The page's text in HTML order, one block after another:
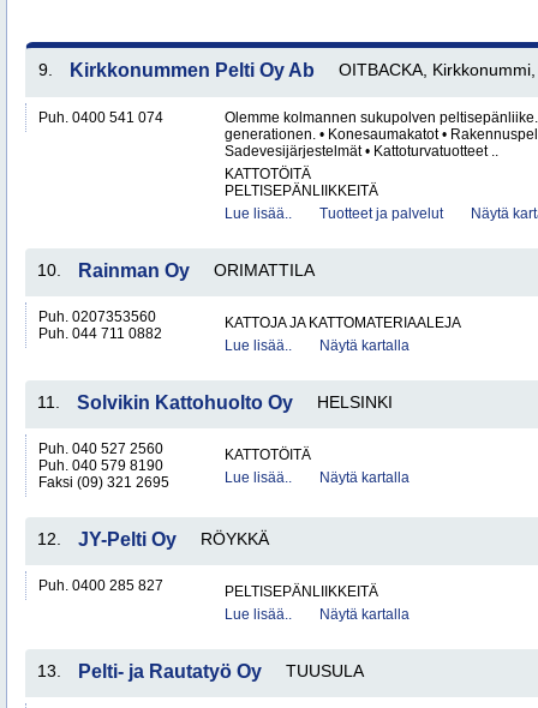
9. Kirkkonummen Pelti Oy Ab OITBACKA,
Puh. 0400 541 074
Olemme kolmannen sukupolven
generationen. • Konesaumakatot •
Sadevesijärjestelmät • Kattoturvatuotteet ..
KATTOTÖITÄ
PELTISEPÄNLIIKKEITÄ
Lue lisää..
Tuotteet ja palvelut Näytä
10. Rainman Oy ORIMATTILA
Puh. 0207353560
Puh. 044 711 0882
KATTOJA JA KATTOMATERIAALEJA
Lue lisää..
Näytä kartalla
11. Solvikin Kattohuolto Oy HELSINKI
Puh. 040 527 2560
Puh. 040 579 8190
Faksi (09) 321 2695
KATTOTÖITÄ
Lue lisää..
Näytä kartalla
12. JY-Pelti Oy RÖYKKÄ
Puh. 0400 285 827
PELTISEPÄNLIIKKEITÄ
Lue lisää..
Näytä kartalla
13. Pelti- ja Rautatyö Oy TUUSULA